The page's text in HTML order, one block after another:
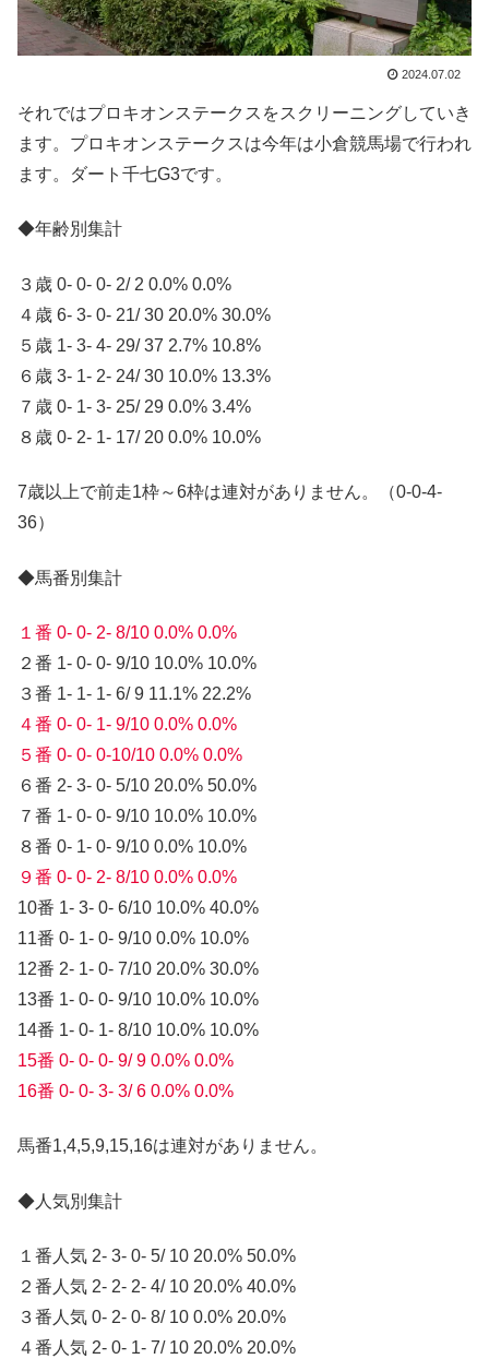
2024.07.02
それではプロキオンステークスをスクリーニングしていき
ます。プロキオンステークスは今年は小倉競馬場で行われ
ます。ダート千七G3です。
◆年齢別集計
３歳 0- 0- 0- 2/ 2 0.0% 0.0%
４歳 6- 3- 0- 21/ 30 20.0% 30.0%
５歳 1- 3- 4- 29/ 37 2.7% 10.8%
６歳 3- 1- 2- 24/ 30 10.0% 13.3%
７歳 0- 1- 3- 25/ 29 0.0% 3.4%
８歳 0- 2- 1- 17/ 20 0.0% 10.0%
7歳以上で前走1枠～6枠は連対がありません。（0-0-4-
36）
◆馬番別集計
１番 0- 0- 2- 8/10 0.0% 0.0%
２番 1- 0- 0- 9/10 10.0% 10.0%
３番 1- 1- 1- 6/ 9 11.1% 22.2%
４番 0- 0- 1- 9/10 0.0% 0.0%
５番 0- 0- 0-10/10 0.0% 0.0%
６番 2- 3- 0- 5/10 20.0% 50.0%
７番 1- 0- 0- 9/10 10.0% 10.0%
８番 0- 1- 0- 9/10 0.0% 10.0%
９番 0- 0- 2- 8/10 0.0% 0.0%
10番 1- 3- 0- 6/10 10.0% 40.0%
11番 0- 1- 0- 9/10 0.0% 10.0%
12番 2- 1- 0- 7/10 20.0% 30.0%
13番 1- 0- 0- 9/10 10.0% 10.0%
14番 1- 0- 1- 8/10 10.0% 10.0%
15番 0- 0- 0- 9/ 9 0.0% 0.0%
16番 0- 0- 3- 3/ 6 0.0% 0.0%
馬番1,4,5,9,15,16は連対がありません。
◆人気別集計
１番人気 2- 3- 0- 5/ 10 20.0% 50.0%
２番人気 2- 2- 2- 4/ 10 20.0% 40.0%
３番人気 0- 2- 0- 8/ 10 0.0% 20.0%
４番人気 2- 0- 1- 7/ 10 20.0% 20.0%